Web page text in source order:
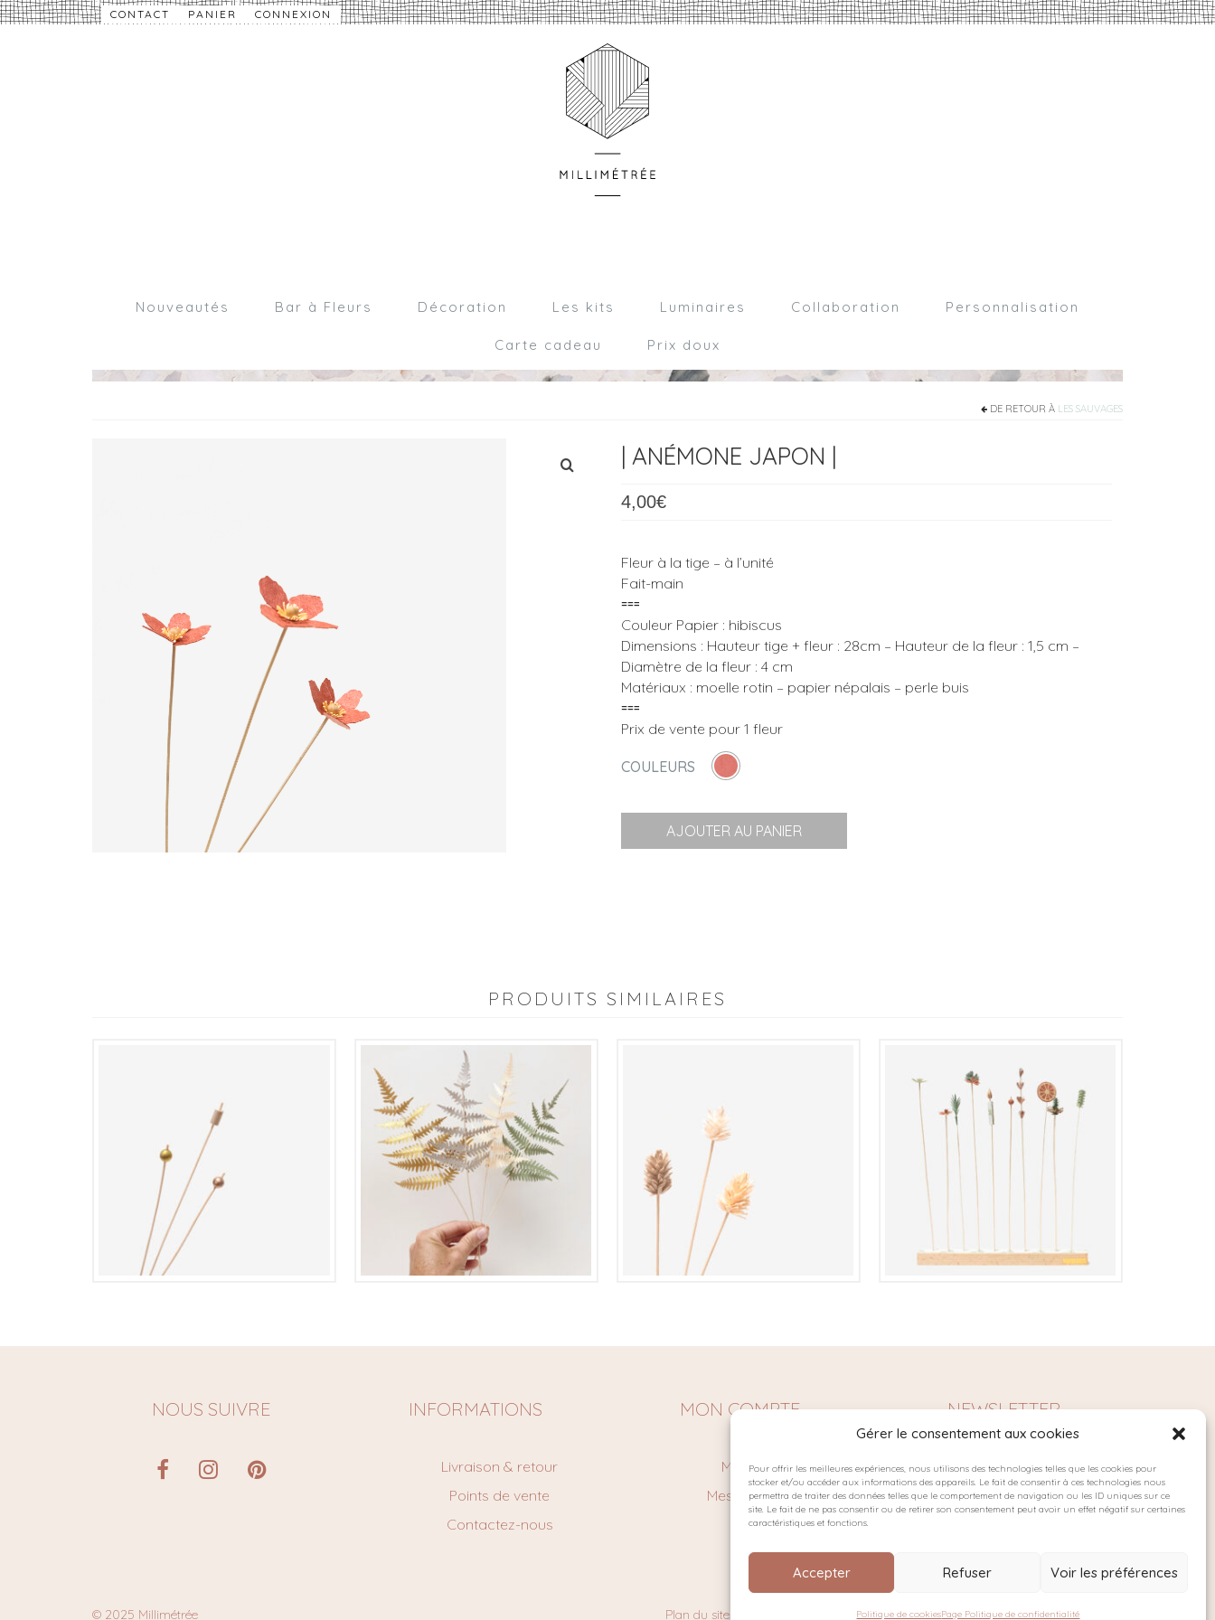
Gérer le consentement aux cookies
Pour offrir les meilleures expériences, nous utilisons des technologies telles que les cookies pour
stocker et/ou accéder aux informations des appareils. Le fait de consentir à ces technologies nous
permettra de traiter des données telles que le comportement de navigation ou les ID uniques sur ce
site. Le fait de ne pas consentir ou de retirer son consentement peut avoir un effet négatif sur certaines
caractéristiques et fonctions.
Accepter Refuser Voir les préférences
Politique de cookiesPage Politique de confidentialité
CONTACT PANIER CONNEXION
Nouveautés Bar à Fleurs Décoration Les kits Luminaires Collaboration Personnalisation
Carte cadeau Prix doux
DE RETOUR À LES SAUVAGES
| ANÉMONE JAPON |
4,00€
Fleur à la tige – à l’unité
Fait-main
⩶
Couleur Papier : hibiscus
Dimensions : Hauteur tige + fleur : 28cm – Hauteur de la fleur : 1,5 cm –
Diamètre de la fleur : 4 cm
Matériaux : moelle rotin – papier népalais – perle buis
⩶
Prix de vente pour 1 fleur
COULEURS
AJOUTER AU PANIER
PRODUITS SIMILAIRES
€ €
NOUS SUIVRE INFORMATIONS
Livraison & retour
Points de vente
Contactez-nous
MON COMPTE
Mon Compte
Mes commandes
Panier
NEWSLETTER
Plan du site Politique de confidentialité Cookies Conditions générales de vente
© 2025 Millimétrée